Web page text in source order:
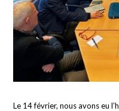
Le 14 février, nous avons eu